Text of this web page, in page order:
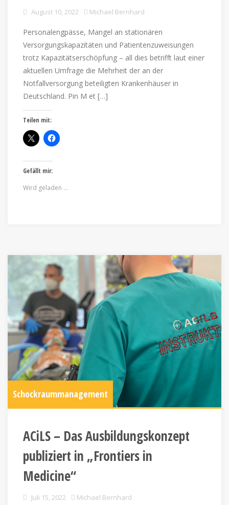
August 10, 2022 Michael Bernhard
Personalengpässe, Mangel an stationären
Versorgungskapazitäten und Patientenzuweisungen
trotz Kapazitätserschöpfung – all dies betrifft laut einer
aktuellen Umfrage die Mehrheit der an der
Notfallversorgung beteiligten Krankenhäuser in
Deutschland. Pin M et […]
Teilen mit:
Gefällt mir:
Wird geladen …
Schockraummanagement
ACiLS – Das Ausbildungskonzept
publiziert in „Frontiers in
Medicine“
Juli 15, 2022 Michael Bernhard